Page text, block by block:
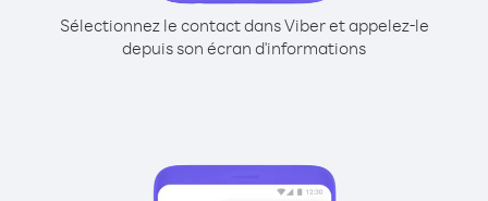
Sélectionnez le contact dans Viber et appelez-le
depuis son écran d'informations